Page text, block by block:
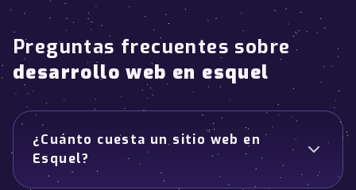
Preguntas frecuentes sobre
desarrollo web en esquel
¿Cuánto cuesta un sitio web en
Esquel?